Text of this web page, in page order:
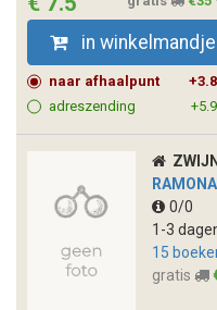
in winkelmandje
naar afhaalpunt
adreszending
RAMONA
0/0
1-3
15
gratis